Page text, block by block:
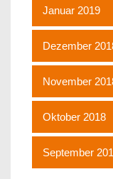
Januar 2019
Dezember
November
Oktober 2018
September